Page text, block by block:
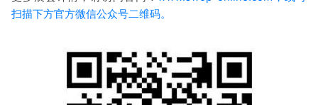
扫描下方官方微信公众号二维码。